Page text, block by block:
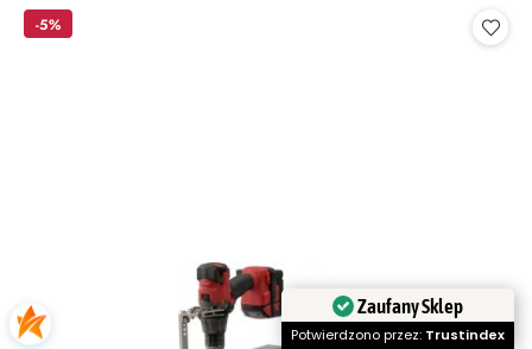
-5%
Zaufany Sklep
Potwierdzono przez: Trustindex